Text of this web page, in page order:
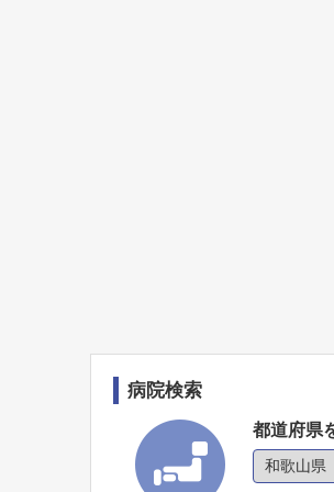
病院検索
都道府県